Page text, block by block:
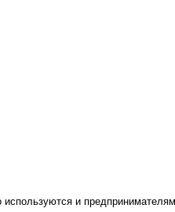
используются и